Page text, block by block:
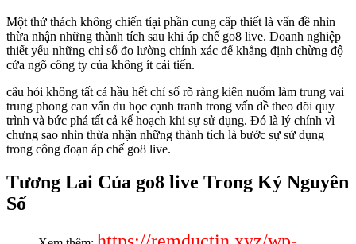
Một thử thách không chiến tíại phần cung cấp thiết là vấn đề nhìn
thừa nhận những thành tích sau khi áp chế go8 live. Doanh nghiệp
thiết yếu những chỉ số đo lường chính xác để khẳng định chừng độ
cửa ngõ công ty của không ít cải tiến.
câu hỏi không tất cả hầu hết chỉ số rõ ràng kiên nuốm làm trung vai
trung phong can vấn du học cạnh tranh trong vấn đề theo dõi quy
trình và bức phá tất cả kế hoạch khi sự sử dụng. Đó là lý chính vì
chưng sao nhìn thừa nhận những thành tích là bước sự sử dụng
trong công đoạn áp chế go8 live.
Tương Lai Của go8 live Trong Kỷ Nguyên
Số